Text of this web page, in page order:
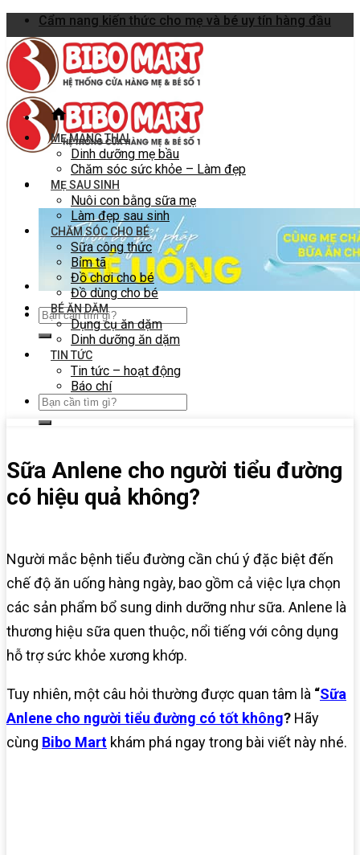
Skip
to
content
Cẩm nang kiến thức cho mẹ và bé uy tín hàng đầu
MẸ MANG THAI
Dinh dưỡng mẹ bầu
Chăm sóc sức khỏe – Làm đẹp
MẸ SAU SINH
Nuôi con bằng sữa mẹ
Làm đẹp sau sinh
CHĂM SÓC CHO BÉ
Sữa công thức
Bỉm tã
Đồ chơi cho bé
Đồ dùng cho bé
BÉ ĂN DẶM
Dụng cụ ăn dặm
Dinh dưỡng ăn dặm
TIN TỨC
Tin tức – hoạt động
Báo chí
Sữa Anlene cho người tiểu đường
có hiệu quả không?
Người mắc bệnh tiểu đường cần chú ý đặc biệt đến
chế độ ăn uống hàng ngày, bao gồm cả việc lựa chọn
các sản phẩm bổ sung dinh dưỡng như sữa. Anlene là
thương hiệu sữa quen thuộc, nổi tiếng với công dụng
hỗ trợ sức khỏe xương khớp.
Tuy nhiên, một câu hỏi thường được quan tâm là “Sữa
Anlene cho người tiểu đường có tốt không? Hãy
cùng Bibo Mart khám phá ngay trong bài viết này nhé.